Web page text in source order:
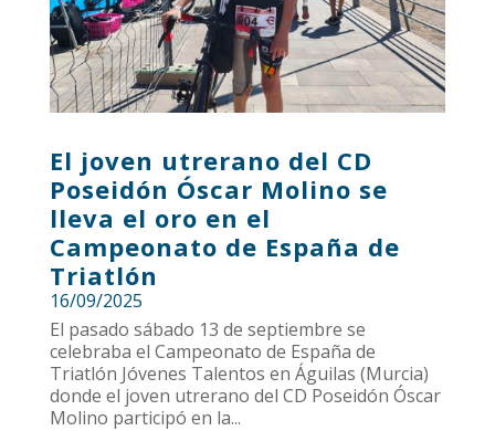
El joven utrerano del CD
Poseidón Óscar Molino se
lleva el oro en el
Campeonato de España de
Triatlón
16/09/2025
El pasado sábado 13 de septiembre se
celebraba el Campeonato de España de
Triatlón Jóvenes Talentos en Águilas (Murcia)
donde el joven utrerano del CD Poseidón Óscar
Molino participó en la...